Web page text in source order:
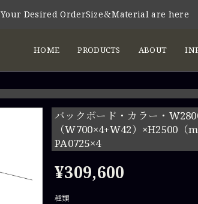
Your Desired OrderSize＆Material are here
HOME PRODUCTS ABOUT
バックボード・カラー・
（W700×4+W42）×H2500（
PA0725×4
¥309,600
種類